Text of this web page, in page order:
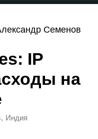
Семенов
IP
на
, Индия